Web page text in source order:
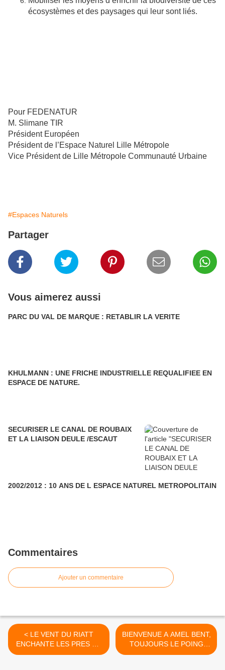
écosystèmes et des paysages qui leur sont liés.
Pour FEDENATUR
M. Slimane TIR
Président Européen
Président de l’Espace Naturel Lille Métropole
Vice Président de Lille Métropole Communauté Urbaine
#Espaces Naturels
Partager
Vous aimerez aussi
PARC DU VAL DE MARQUE : RETABLIR LA VERITE
KHULMANN : UNE FRICHE INDUSTRIELLE REQUALIFIEE EN
ESPACE DE NATURE.
SECURISER LE CANAL DE ROUBAIX
ET LA LIAISON DEULE /ESCAUT
2002/2012 : 10 ANS DE L ESPACE NATUREL METROPOLITAIN
Commentaires
Ajouter un commentaire
< LE VENT DU RIATT
ENCHANTE LES PRES DU
HEM A LA SAINT JEAN
BIENVENUE A AMEL BENT,
TOUJOURS LE POING
LEVE >